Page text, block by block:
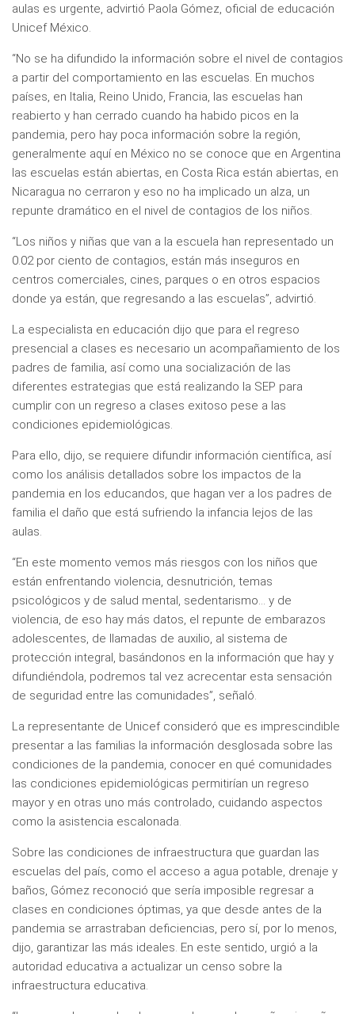
aulas es urgente, advirtió Paola Gómez, oficial de educación
Unicef México.
“No se ha difundido la información sobre el nivel de contagios
a partir del comportamiento en las escuelas. En muchos
países, en Italia, Reino Unido, Francia, las escuelas han
reabierto y han cerrado cuando ha habido picos en la
pandemia, pero hay poca información sobre la región,
generalmente aquí en México no se conoce que en Argentina
las escuelas están abiertas, en Costa Rica están abiertas, en
Nicaragua no cerraron y eso no ha implicado un alza, un
repunte dramático en el nivel de contagios de los niños.
“Los niños y niñas que van a la escuela han representado un
0.02 por ciento de contagios, están más inseguros en
centros comerciales, cines, parques o en otros espacios
donde ya están, que regresando a las escuelas”, advirtió.
La especialista en educación dijo que para el regreso
presencial a clases es necesario un acompañamiento de los
padres de familia, así como una socialización de las
diferentes estrategias que está realizando la SEP para
cumplir con un regreso a clases exitoso pese a las
condiciones epidemiológicas.
Para ello, dijo, se requiere difundir información científica, así
como los análisis detallados sobre los impactos de la
pandemia en los educandos, que hagan ver a los padres de
familia el daño que está sufriendo la infancia lejos de las
aulas.
“En este momento vemos más riesgos con los niños que
están enfrentando violencia, desnutrición, temas
psicológicos y de salud mental, sedentarismo… y de
violencia, de eso hay más datos, el repunte de embarazos
adolescentes, de llamadas de auxilio, al sistema de
protección integral, basándonos en la información que hay y
difundiéndola, podremos tal vez acrecentar esta sensación
de seguridad entre las comunidades”, señaló.
La representante de Unicef consideró que es imprescindible
presentar a las familias la información desglosada sobre las
condiciones de la pandemia, conocer en qué comunidades
las condiciones epidemiológicas permitirían un regreso
mayor y en otras uno más controlado, cuidando aspectos
como la asistencia escalonada.
Sobre las condiciones de infraestructura que guardan las
escuelas del país, como el acceso a agua potable, drenaje y
baños, Gómez reconoció que sería imposible regresar a
clases en condiciones óptimas, ya que desde antes de la
pandemia se arrastraban deficiencias, pero sí, por lo menos,
dijo, garantizar las más ideales. En este sentido, urgió a la
autoridad educativa a actualizar un censo sobre la
infraestructura educativa.